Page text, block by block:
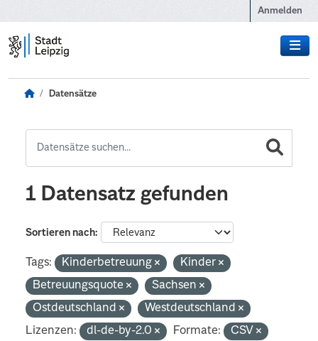
Anmelden
Datensätze
1 Datensatz gefunden
Sortieren nach
Tags: Kinderbetreuung
Kinder
Betreuungsquote
Sachsen
Ostdeutschland
Westdeutschland
Lizenzen:
dl-de-by-2.0 Formate: CSV